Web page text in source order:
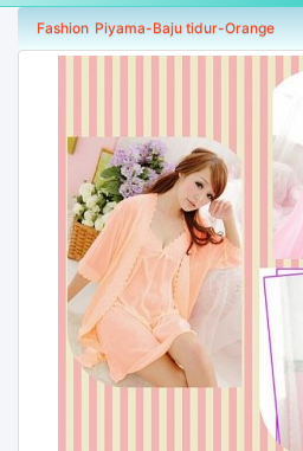
Fashion Piyama-Baju tidur-Orange